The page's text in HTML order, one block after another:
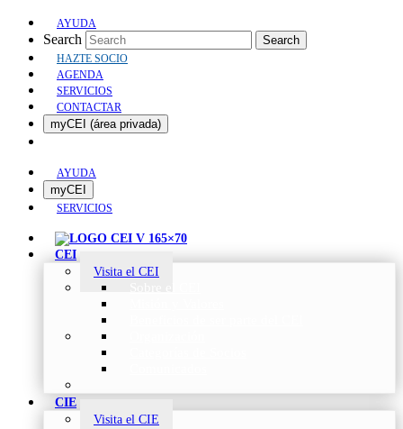
AYUDA
Search Search
HAZTE SOCIO
AGENDA
SERVICIOS
CONTACTAR
myCEI (área privada)
AYUDA
myCEI
SERVICIOS
CEI
Visita el CEI
CIE
Visita el CIE